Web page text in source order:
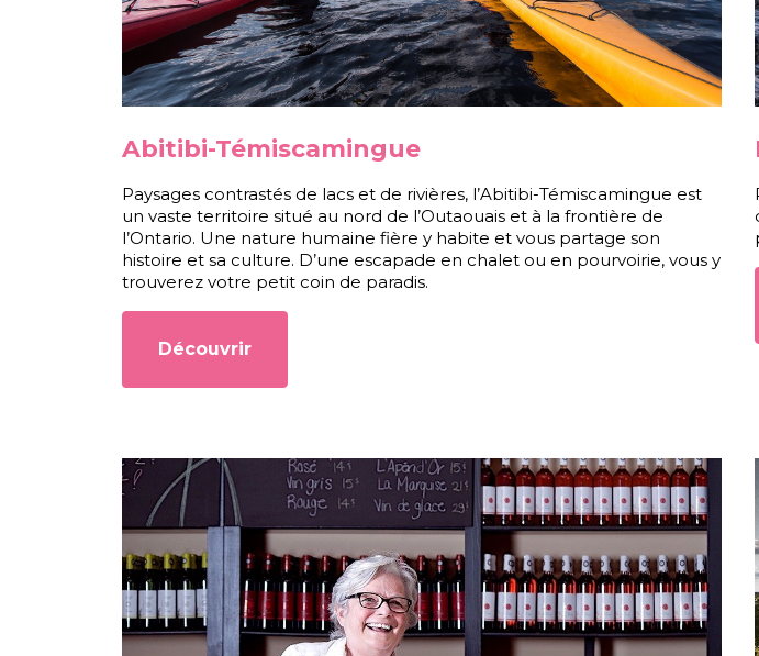
Abitibi-Témiscamingue
Paysages contrastés de lacs et de rivières, l’Abitibi-Témiscamingue est
un vaste territoire situé au nord de l’Outaouais et à la frontière de
l’Ontario. Une nature humaine fière y habite et vous partage son
histoire et sa culture. D’une escapade en chalet ou en pourvoirie, vous y
trouverez votre petit coin de paradis.
Découvrir